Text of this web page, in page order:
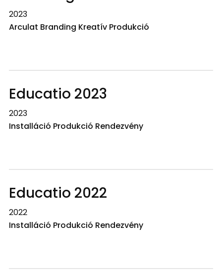
2023
Arculat Branding Kreatív Produkció
Educatio 2023
2023
Installáció Produkció Rendezvény
Educatio 2022
2022
Installáció Produkció Rendezvény